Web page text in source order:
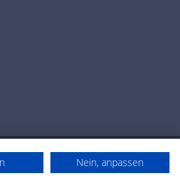
Nein, anpassen